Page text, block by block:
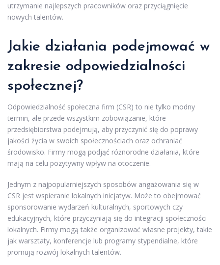
utrzymanie najlepszych pracowników oraz przyciągnięcie
nowych talentów.
Jakie działania podejmować w
zakresie odpowiedzialności
społecznej?
Odpowiedzialność społeczna firm (CSR) to nie tylko modny
termin, ale przede wszystkim zobowiązanie, które
przedsiębiorstwa podejmują, aby przyczynić się do poprawy
jakości życia w swoich społecznościach oraz ochraniać
środowisko. Firmy mogą podjąć różnorodne działania, które
mają na celu pozytywny wpływ na otoczenie.
Jednym z najpopularniejszych sposobów angażowania się w
CSR jest wspieranie lokalnych inicjatyw. Może to obejmować
sponsorowanie wydarzeń kulturalnych, sportowych czy
edukacyjnych, które przyczyniają się do integracji społeczności
lokalnych. Firmy mogą także organizować własne projekty, takie
jak warsztaty, konferencje lub programy stypendialne, które
promują rozwój lokalnych talentów.